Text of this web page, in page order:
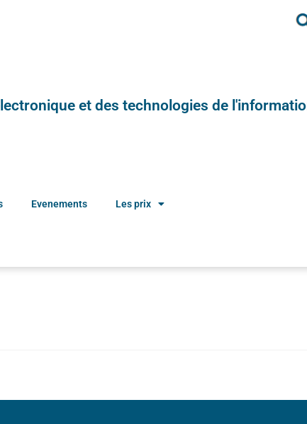
et des technologies de
Evenements Les prix